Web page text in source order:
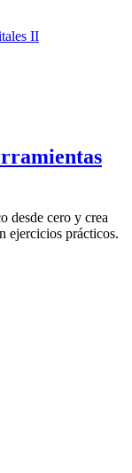
desde cero y crea
ejercicios prácticos.